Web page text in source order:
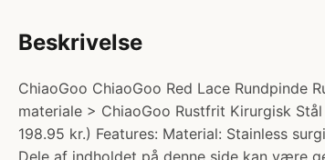
Beskrivelse
ChiaoGoo ChiaoGoo Red Lace
materiale > ChiaoGoo Rustfrit Kirurgisk
198.95 kr.) Features: Material: Stainless
Dele af indholdet på denne side kan være